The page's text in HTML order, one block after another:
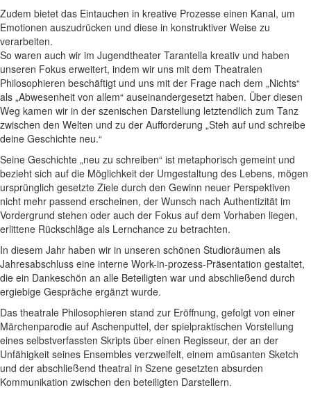
Zudem bietet das Eintauchen in kreative Prozesse einen Kanal, um
Emotionen auszudrücken und diese in konstruktiver Weise zu
verarbeiten.
So waren auch wir im Jugendtheater Tarantella kreativ und haben
unseren Fokus erweitert, indem wir uns mit dem Theatralen
Philosophieren beschäftigt und uns mit der Frage nach dem „Nichts“
als „Abwesenheit von allem“ auseinandergesetzt haben. Über diesen
Weg kamen wir in der szenischen Darstellung letztendlich zum Tanz
zwischen den Welten und zu der Aufforderung „Steh auf und schreibe
deine Geschichte neu.“
Seine Geschichte „neu zu schreiben“ ist metaphorisch gemeint und
bezieht sich auf die Möglichkeit der Umgestaltung des Lebens, mögen
ursprünglich gesetzte Ziele durch den Gewinn neuer Perspektiven
nicht mehr passend erscheinen, der Wunsch nach Authentizität im
Vordergrund stehen oder auch der Fokus auf dem Vorhaben liegen,
erlittene Rückschläge als Lernchance zu betrachten.
In diesem Jahr haben wir in unseren schönen Studioräumen als
Jahresabschluss eine interne Work-in-prozess-Präsentation gestaltet,
die ein Dankeschön an alle Beteiligten war und abschließend durch
ergiebige Gespräche ergänzt wurde.
Das theatrale Philosophieren stand zur Eröffnung, gefolgt von einer
Märchenparodie auf Aschenputtel, der spielpraktischen Vorstellung
eines selbstverfassten Skripts über einen Regisseur, der an der
Unfähigkeit seines Ensembles verzweifelt, einem amüsanten Sketch
und der abschließend theatral in Szene gesetzten absurden
Kommunikation zwischen den beteiligten Darstellern.